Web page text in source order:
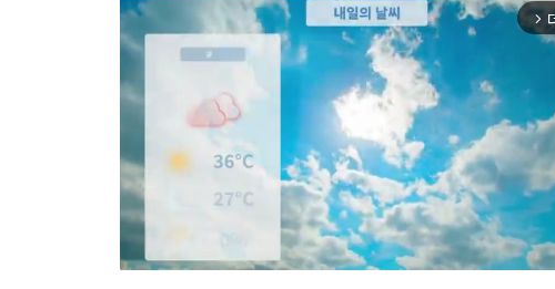
arrow_forward_ios